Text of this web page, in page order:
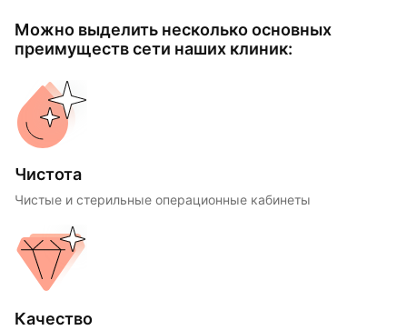
Можно выделить несколько основных
преимуществ сети наших клиник:
Чистота
Чистые и стерильные операционные кабинеты
Качество